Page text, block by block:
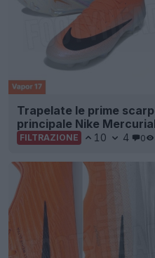
Trapelate le prime
principale Nike
FILTRAZIONE 10 4 0